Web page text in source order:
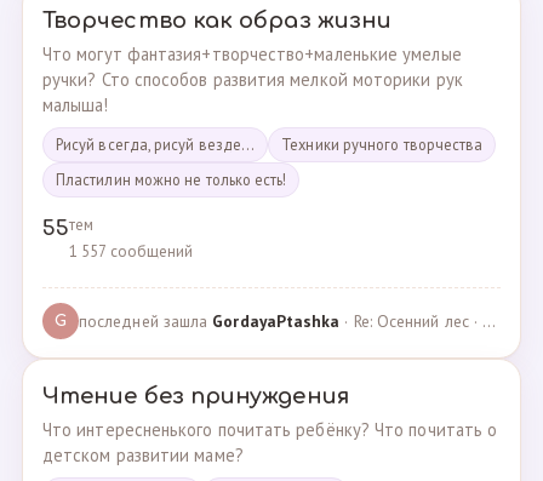
Творчество как образ жизни
Что могут фантазия+творчество+маленькие умелые
ручки? Сто способов развития мелкой моторики рук
малыша!
Рисуй всегда, рисуй везде...
Техники ручного творчества
Пластилин можно не только есть!
55тем
1 557 сообщений
G последней зашла GordayaPtashka · Re: Осенний лес · 05.05.2022
Чтение без принуждения
Что интересненького почитать ребёнку? Что почитать о
детском развитии маме?